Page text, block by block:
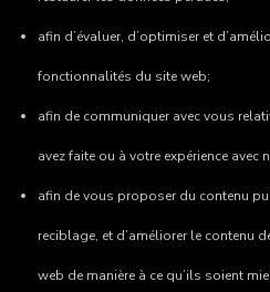
afin d’évaluer, d’optimiser et
fonctionnalités du site web;
afin de communiquer avec vous
avez faite ou à votre expérience
afin de vous proposer du contenu
reciblage, et d’améliorer le contenu
web de manière à ce qu’ils soient